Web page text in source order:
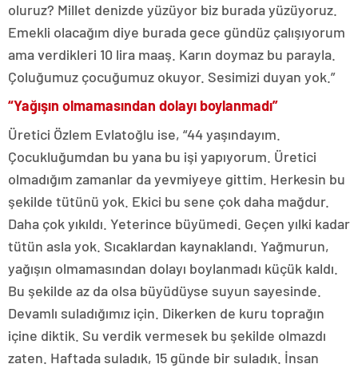
oluruz? Millet denizde yüzüyor biz burada yüzüyoruz.
Emekli olacağım diye burada gece gündüz çalışıyorum
ama verdikleri 10 lira maaş. Karın doymaz bu parayla.
Çoluğumuz çocuğumuz okuyor. Sesimizi duyan yok.”
“Yağışın olmamasından dolayı boylanmadı”
Üretici Özlem Evlatoğlu ise, “44 yaşındayım.
Çocukluğumdan bu yana bu işi yapıyorum. Üretici
olmadığım zamanlar da yevmiyeye gittim. Herkesin bu
şekilde tütünü yok. Ekici bu sene çok daha mağdur.
Daha çok yıkıldı. Yeterince büyümedi. Geçen yılki kadar
tütün asla yok. Sıcaklardan kaynaklandı. Yağmurun,
yağışın olmamasından dolayı boylanmadı küçük kaldı.
Bu şekilde az da olsa büyüdüyse suyun sayesinde.
Devamlı suladığımız için. Dikerken de kuru toprağın
içine diktik. Su verdik vermesek bu şekilde olmazdı
zaten. Haftada suladık, 15 günde bir suladık. İnsan